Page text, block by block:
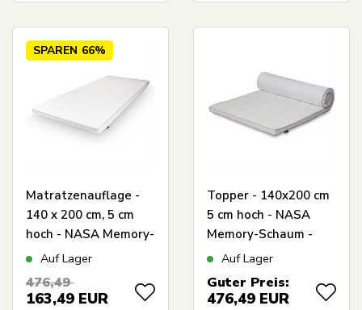
SPAREN 66%
Matratzenauflage -
140 x 200 cm, 5 cm
hoch - NASA Memory-
Schaum -
Matratzenauflage -
Auf Lager
476,49
163,49 EUR
Topper - 140x200 cm
5 cm hoch - NASA
Memory-Schaum -
Borg Living -
Topper
Auf Lager
Guter Preis:
476,49 EUR